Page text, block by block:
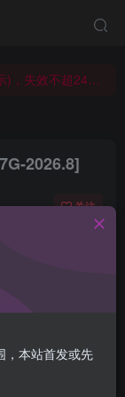
不超24小时，
效不超24小时，
2026.8]
关注
孔吧，妹子还
起发出来
本站首发或先